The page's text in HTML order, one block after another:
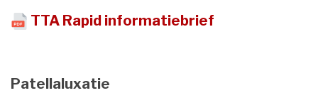
TTA Rapid informatiebrief
Patellaluxatie